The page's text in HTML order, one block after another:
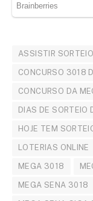
ASSISTIR
CONCURSO 3018
CONCURSO DA
DIAS DE SORTEIO
HOJE TEM
LOTERIAS ONLINE
MEGA 3018
MEGA SENA 3018